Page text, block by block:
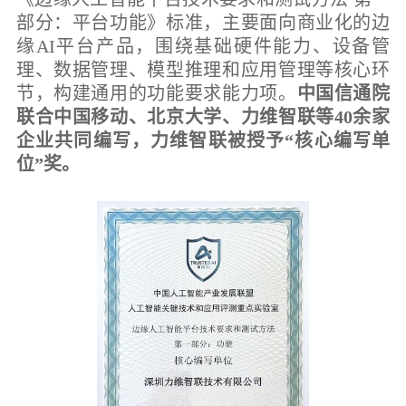
部分：平台功能》标准，主要面向商业化的边
缘AI平台产品，围绕基础硬件能力、设备管
理、数据管理、模型推理和应用管理等核心环
节，构建通用的功能要求能力项。
中国信通院
联合中国移动、北京大学、力维智联等40余家
企业共同编写，力维智联被授予“核心编写单
位”奖。